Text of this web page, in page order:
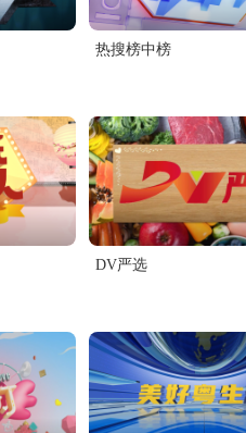
热搜榜中榜
DV严选